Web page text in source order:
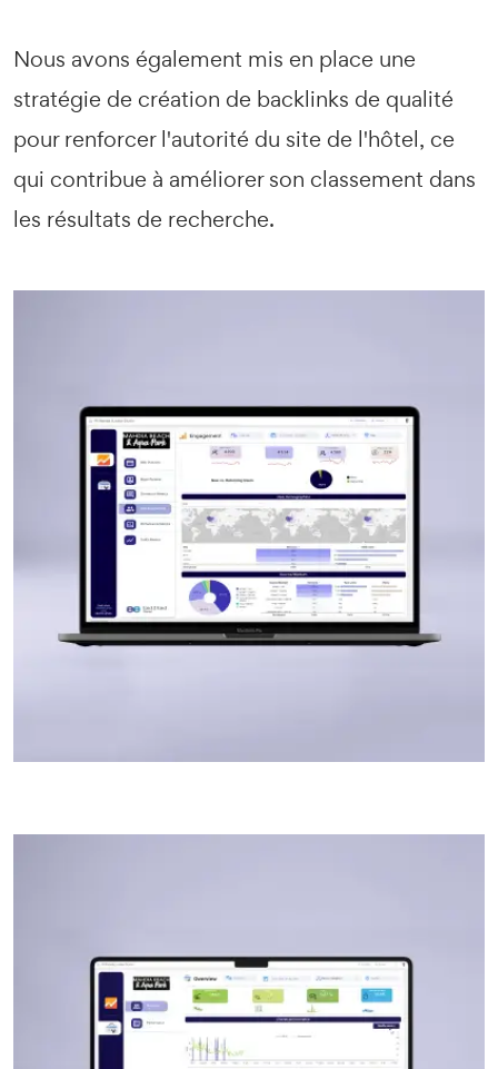
Nous avons également mis en place une
stratégie de création de backlinks de qualité
pour renforcer l'autorité du site de l'hôtel, ce
qui contribue à améliorer son classement dans
les résultats de recherche.